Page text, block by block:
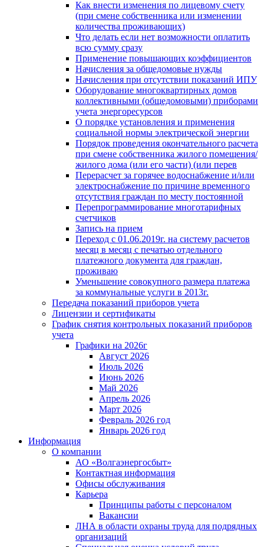
Как внести изменения по лицевому счету
(при смене собственника или изменении
количества проживающих)
Что делать если нет возможности оплатить
всю сумму сразу
Применение повышающих коэффициентов
Начисления за общедомовые нужды
Начисления при отсутствии показаний ИПУ
Оборудование многоквартирных домов
коллективными (общедомовыми) приборами
учета энергоресурсов
О порядке установления и применения
социальной нормы электрической энергии
Порядок проведения окончательного расчета
при смене собственника жилого помещения/
жилого дома (или его части) (или перев
Перерасчет за горячее водоснабжение и/или
электроснабжение по причине временного
отсутствия граждан по месту постоянной
Перепрограммирование многотарифных
счетчиков
Запись на прием
Переход с 01.06.2019г. на систему расчетов
месяц в месяц с печатью отдельного
платежного документа для граждан,
проживаю
Уменьшение совокупного размера платежа
за коммунальные услуги в 2013г.
Передача показаний приборов учета
Лицензии и сертификаты
График снятия контрольных показаний приборов
учета
Графики на 2026г
Август 2026
Июль 2026
Июнь 2026
Май 2026
Апрель 2026
Март 2026
Февраль 2026 год
Январь 2026 год
Информация
О компании
АО «Волгаэнергосбыт»
Контактная информация
Офисы обслуживания
Карьера
Принципы работы с персоналом
Вакансии
ЛНА в области охраны труда для подрядных
организаций